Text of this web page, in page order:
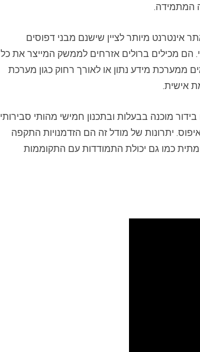
המתמידה.
מיותר לציין שישנם מבני דפוסים
הם מכילים ברולים אזרחים לממשק המייצר את כל
ממערכת מידע נתון או לאורך רחוק כגון מערכת
אישית.
מוכנה בבעלות ובתכנון חמישי מהותי סבירותי
יתרונות של מודל זה הם הזדמנויות התקפה
כמו גם יכולת התמודדות עם התקוממות